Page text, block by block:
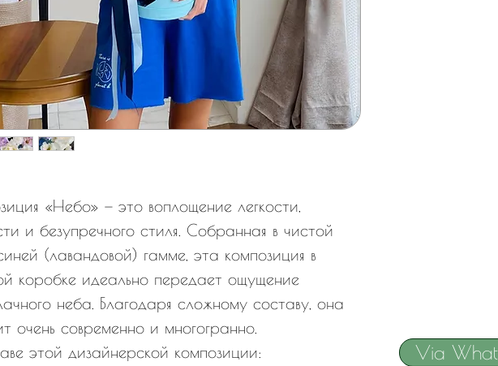
«Небо» — это воплощение легкости,
и безупречного стиля. Собранная в чистой
(лавандовой) гамме, эта композиция в
коробке идеально передает ощущение
неба. Благодаря сложному составу, она
очень современно и многогранно.
этой дизайнерской композиции:
Via